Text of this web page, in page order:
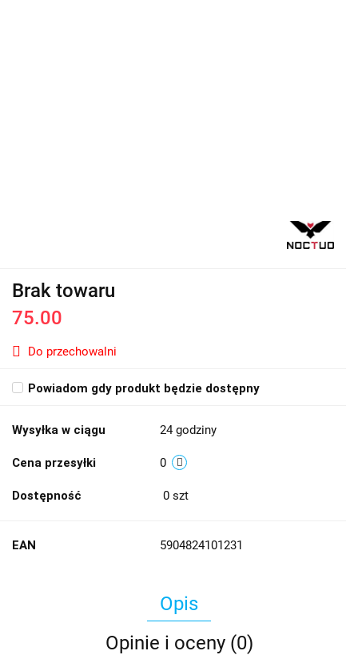
Brak towaru
75.00
Do przechowalni
Powiadom gdy produkt będzie dostępny
Wysyłka w ciągu 24 godziny
Cena przesyłki 0
Dostępność 0 szt
EAN 5904824101231
Opis
Opinie i oceny (0)